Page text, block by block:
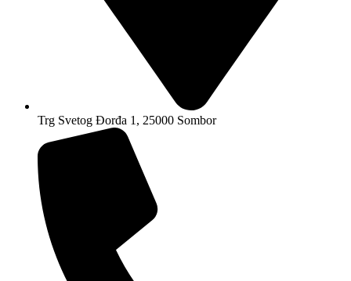
Trg Svetog Đorđa 1, 25000 Sombor